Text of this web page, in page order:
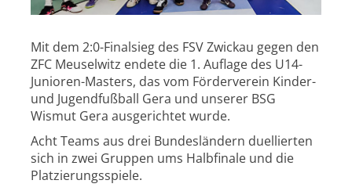
Mit dem 2:0-Finalsieg des FSV Zwickau gegen den
ZFC Meuselwitz endete die 1. Auflage des U14-
Junioren-Masters, das vom Förderverein Kinder-
und Jugendfußball Gera und unserer BSG
Wismut Gera ausgerichtet wurde.
Acht Teams aus drei Bundesländern duellierten
sich in zwei Gruppen ums Halbfinale und die
Platzierungsspiele.